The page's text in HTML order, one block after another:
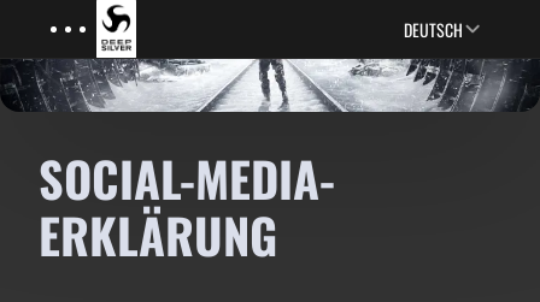
Skip to main content
Menu
DEUTSCH
SOCIAL-MEDIA-
ERKLÄRUNG